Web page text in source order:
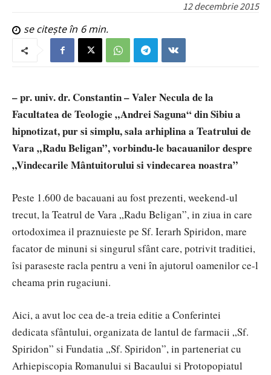
12 decembrie 2015
se citește în 6min.
– pr. univ. dr. Constantin – Valer Necula de la
Facultatea de Teologie „Andrei Saguna“ din Sibiu a
hipnotizat, pur si simplu, sala arhiplina a Teatrului de
Vara „Radu Beligan”, vorbindu-le bacauanilor despre
„Vindecarile Mântuitorului si vindecarea noastra”
Peste 1.600 de bacauani au fost prezenti, weekend-ul
trecut, la Teatrul de Vara „Radu Beligan”, in ziua in care
ortodoximea il praznuieste pe Sf. Ierarh Spiridon, mare
facator de minuni si singurul sfânt care, potrivit traditiei,
îsi paraseste racla pentru a veni în ajutorul oamenilor ce-l
cheama prin rugaciuni.
Aici, a avut loc cea de-a treia editie a Conferintei
dedicata sfântului, organizata de lantul de farmacii „Sf.
Spiridon” si Fundatia „Sf. Spiridon”, in parteneriat cu
Arhiepiscopia Romanului si Bacaului si Protopopiatul